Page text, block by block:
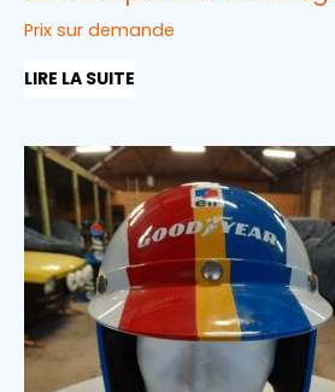
Prix sur demande
LIRE LA SUITE